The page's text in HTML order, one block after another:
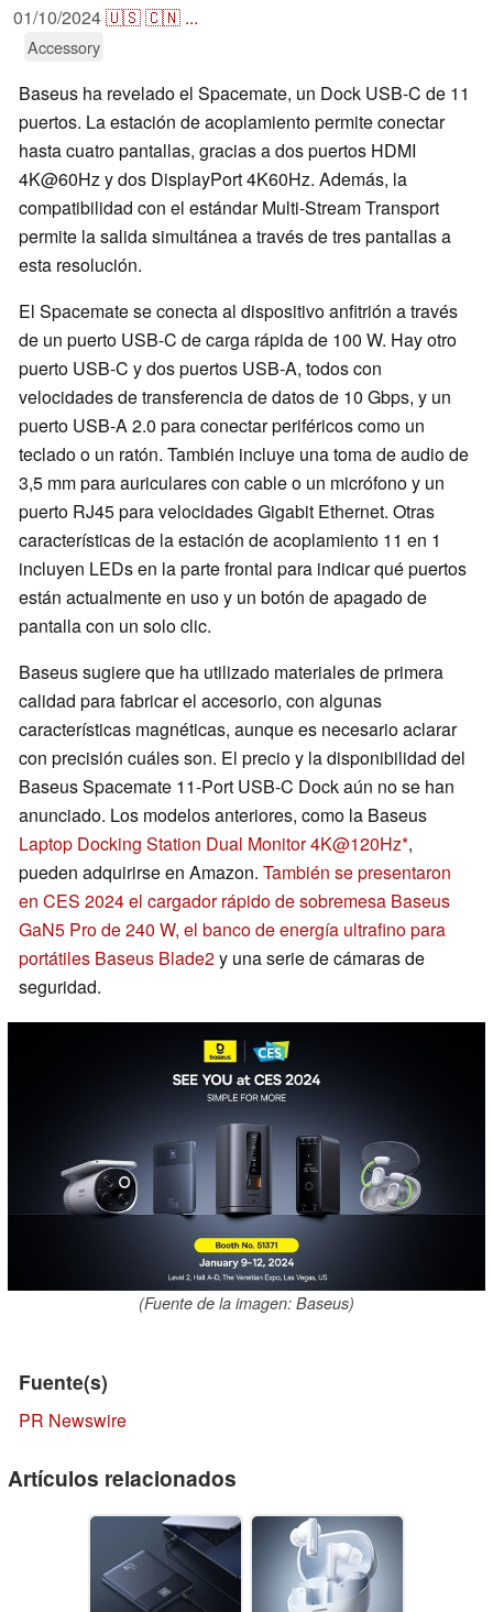
01/10/2024🇺🇸🇨🇳 ...
Accessory
Baseus ha revelado el Spacemate, un Dock USB-C de 11
puertos. La estación de acoplamiento permite conectar
hasta cuatro pantallas, gracias a dos puertos HDMI
4K@60Hz y dos DisplayPort 4K60Hz. Además, la
compatibilidad con el estándar Multi-Stream Transport
permite la salida simultánea a través de tres pantallas a
esta resolución.
El Spacemate se conecta al dispositivo anfitrión a través
de un puerto USB-C de carga rápida de 100 W. Hay otro
puerto USB-C y dos puertos USB-A, todos con
velocidades de transferencia de datos de 10 Gbps, y un
puerto USB-A 2.0 para conectar periféricos como un
teclado o un ratón. También incluye una toma de audio de
3,5 mm para auriculares con cable o un micrófono y un
puerto RJ45 para velocidades Gigabit Ethernet. Otras
características de la estación de acoplamiento 11 en 1
incluyen LEDs en la parte frontal para indicar qué puertos
están actualmente en uso y un botón de apagado de
pantalla con un solo clic.
Baseus sugiere que ha utilizado materiales de primera
calidad para fabricar el accesorio, con algunas
características magnéticas, aunque es necesario aclarar
con precisión cuáles son. El precio y la disponibilidad del
Baseus Spacemate 11-Port USB-C Dock aún no se han
anunciado. Los modelos anteriores, como la Baseus
Laptop Docking Station Dual Monitor 4K@120Hz ,
pueden adquirirse en Amazon. También se presentaron
en CES 2024 el cargador rápido de sobremesa Baseus
GaN5 Pro de 240 W, el banco de energía ultrafino para
portátiles Baseus Blade2y una serie de cámaras de
seguridad.
(Fuente de la imagen: Baseus)
Fuente(s)
PR Newswire
Artículos relacionados